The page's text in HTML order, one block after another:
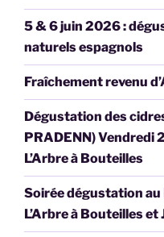
5 & 6 juin 2026 :
naturels espagnols
Fraîchement revenu
Dégustation des
PRADENN) Vendredi
L’Arbre à Bouteilles
Soirée dégustation au
L’Arbre à Bouteilles et